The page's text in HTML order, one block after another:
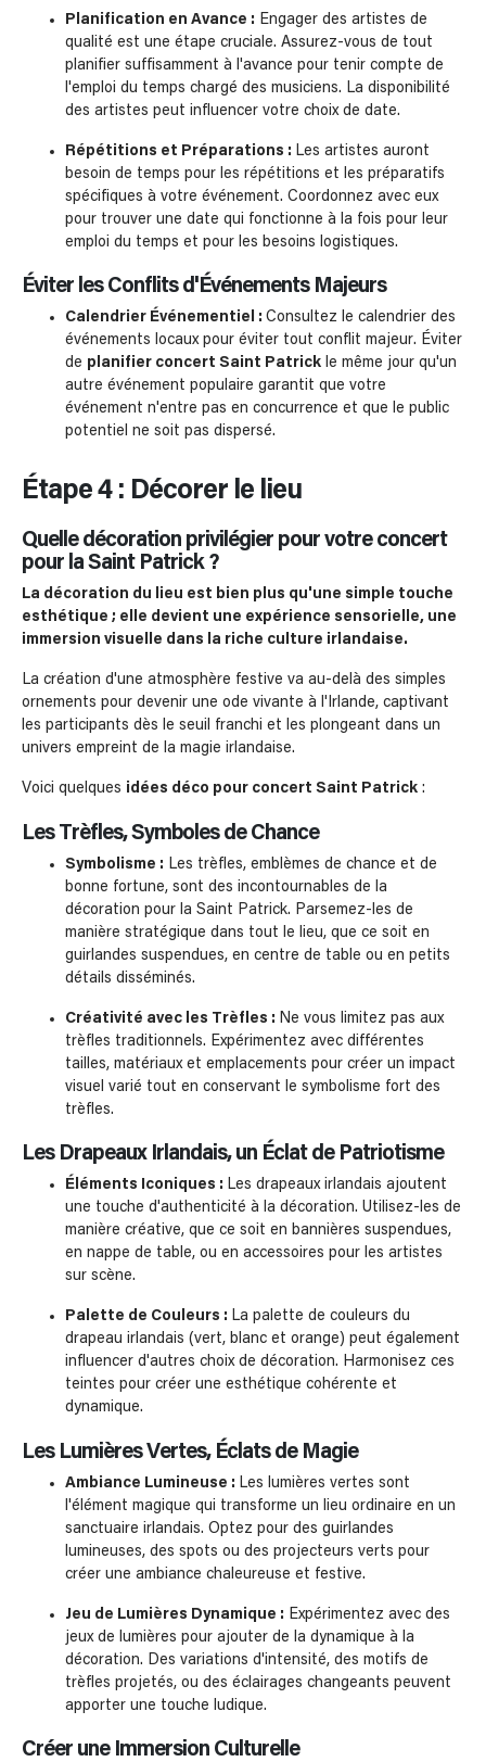
Planification en Avance : Engager des artistes de
qualité est une étape cruciale. Assurez-vous de tout
planifier suffisamment à l'avance pour tenir compte de
l'emploi du temps chargé des musiciens. La disponibilité
des artistes peut influencer votre choix de date.
Répétitions et Préparations : Les artistes auront
besoin de temps pour les répétitions et les préparatifs
spécifiques à votre événement. Coordonnez avec eux
pour trouver une date qui fonctionne à la fois pour leur
emploi du temps et pour les besoins logistiques.
Éviter les Conflits d'Événements Majeurs
Calendrier Événementiel : Consultez le calendrier des
événements locaux pour éviter tout conflit majeur. Éviter
de planifier concert Saint Patrick le même jour qu'un
autre événement populaire garantit que votre
événement n'entre pas en concurrence et que le public
potentiel ne soit pas dispersé.
Étape 4 : Décorer le lieu
Quelle décoration privilégier pour votre concert
pour la Saint Patrick ?
La décoration du lieu est bien plus qu'une simple touche
esthétique ; elle devient une expérience sensorielle, une
immersion visuelle dans la riche culture irlandaise.
La création d'une atmosphère festive va au-delà des simples
ornements pour devenir une ode vivante à l'Irlande, captivant
les participants dès le seuil franchi et les plongeant dans un
univers empreint de la magie irlandaise.
Voici quelques idées déco pour concert Saint Patrick :
Les Trèfles, Symboles de Chance
Symbolisme : Les trèfles, emblèmes de chance et de
bonne fortune, sont des incontournables de la
décoration pour la Saint Patrick. Parsemez-les de
manière stratégique dans tout le lieu, que ce soit en
guirlandes suspendues, en centre de table ou en petits
détails disséminés.
Créativité avec les Trèfles : Ne vous limitez pas aux
trèfles traditionnels. Expérimentez avec différentes
tailles, matériaux et emplacements pour créer un impact
visuel varié tout en conservant le symbolisme fort des
trèfles.
Les Drapeaux Irlandais, un Éclat de Patriotisme
Éléments Iconiques : Les drapeaux irlandais ajoutent
une touche d'authenticité à la décoration. Utilisez-les de
manière créative, que ce soit en bannières suspendues,
en nappe de table, ou en accessoires pour les artistes
sur scène.
Palette de Couleurs : La palette de couleurs du
drapeau irlandais (vert, blanc et orange) peut également
influencer d'autres choix de décoration. Harmonisez ces
teintes pour créer une esthétique cohérente et
dynamique.
Les Lumières Vertes, Éclats de Magie
Ambiance Lumineuse : Les lumières vertes sont
l'élément magique qui transforme un lieu ordinaire en un
sanctuaire irlandais. Optez pour des guirlandes
lumineuses, des spots ou des projecteurs verts pour
créer une ambiance chaleureuse et festive.
Jeu de Lumières Dynamique : Expérimentez avec des
jeux de lumières pour ajouter de la dynamique à la
décoration. Des variations d'intensité, des motifs de
trèfles projetés, ou des éclairages changeants peuvent
apporter une touche ludique.
Créer une Immersion Culturelle